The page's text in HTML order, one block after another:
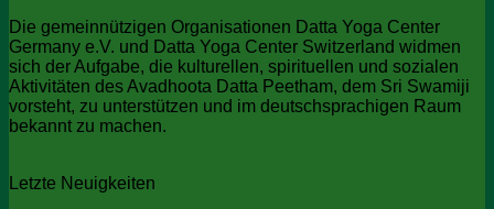
Die gemeinnützigen Organisationen Datta Yoga Center
Germany e.V. und Datta Yoga Center Switzerland widmen
sich der Aufgabe, die kulturellen, spirituellen und sozialen
Aktivitäten des Avadhoota Datta Peetham, dem Sri Swamiji
vorsteht, zu unterstützen und im deutschsprachigen Raum
bekannt zu machen.
Letzte Neuigkeiten